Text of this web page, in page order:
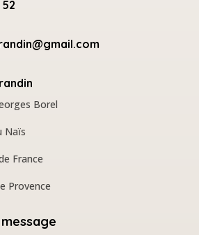
Borel
Naïs
France
Provence